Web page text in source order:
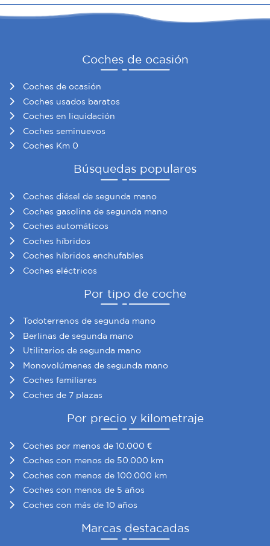
Coches de ocasión
Coches de ocasión
Coches usados baratos
Coches en liquidación
Coches seminuevos
Coches Km 0
Búsquedas populares
Coches diésel de segunda mano
Coches gasolina de segunda mano
Coches automáticos
Coches híbridos
Coches híbridos enchufables
Coches eléctricos
Por tipo de coche
Todoterrenos de segunda mano
Berlinas de segunda mano
Utilitarios de segunda mano
Monovolúmenes de segunda mano
Coches familiares
Coches de 7 plazas
Por precio y kilometraje
Coches por menos de 10.000 €
Coches con menos de 50.000 km
Coches con menos de 100.000 km
Coches con menos de 5 años
Coches con más de 10 años
Marcas destacadas